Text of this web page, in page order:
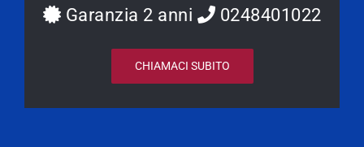
Garanzia 2 anni 0248401022
CHIAMACI SUBITO